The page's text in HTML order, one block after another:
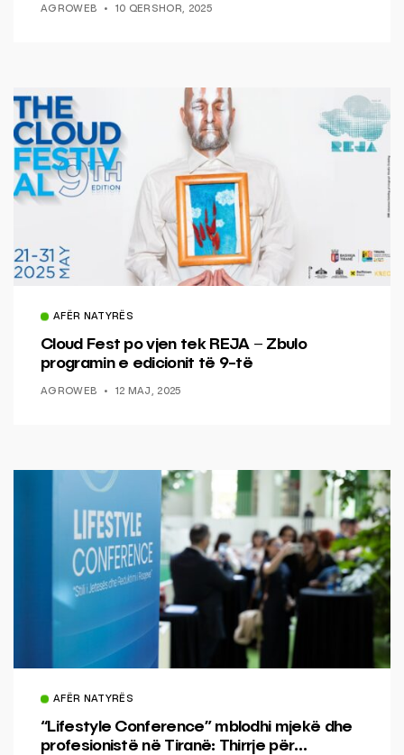
AGROWEB 10 QERSHOR, 2025
AFËR NATYRËS
Cloud Fest po vjen tek REJA – Zbulo
programin e edicionit të 9-të
AGROWEB 12 MAJ, 2025
AFËR NATYRËS
“Lifestyle Conference” mblodhi mjekë dhe
profesionistë në Tiranë: Thirrje për